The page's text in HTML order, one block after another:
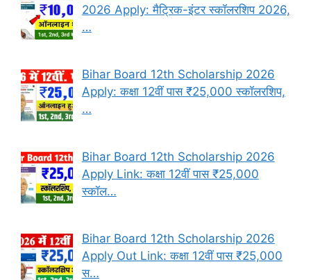
2026 Apply: मैट्रिक-इंटर स्कॉलरशिप 2026,
…
Bihar Board 12th Scholarship 2026
Apply: कक्षा 12वीं पास ₹25,000 स्कॉलरशिप,
…
Bihar Board 12th Scholarship 2026
Apply Link: कक्षा 12वीं पास ₹25,000
स्कॉल…
Bihar Board 12th Scholarship 2026
Apply Out Link: कक्षा 12वीं पास ₹25,000
स…